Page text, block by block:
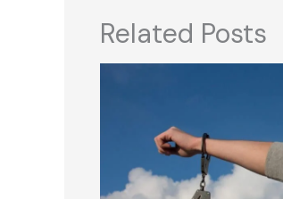
Related Posts